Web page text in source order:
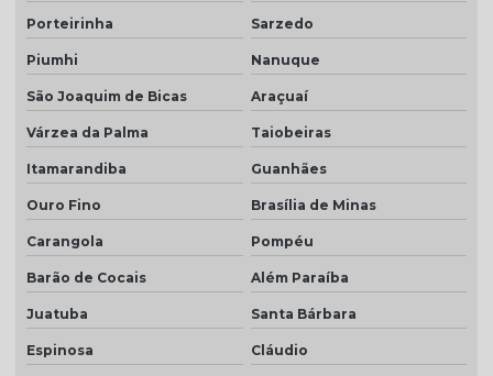
Telhas ceramica porcelanato
Telhas coloniais cores
Telhas dupla
Telhas dupla face
Telhas dupla face branca
Telhas rústicas
Valor da telha americana esmaltada
Porteirinha Sarzedo
Piumhi Nanuque
São Joaquim de Bicas Araçuaí
Várzea da Palma Taiobeiras
Itamarandiba Guanhães
Ouro Fino Brasília de Minas
Carangola Pompéu
Barão de Cocais Além Paraíba
Juatuba Santa Bárbara
Espinosa Cláudio